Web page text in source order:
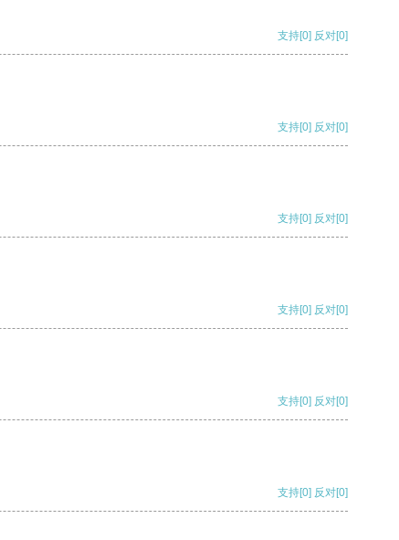
支持[0] 反对[0]
支持[0] 反对[0]
支持[0] 反对[0]
支持[0] 反对[0]
支持[0] 反对[0]
支持[0] 反对[0]